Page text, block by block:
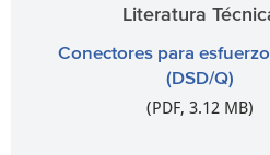
Literatura
Conectores para
(DSD/Q)
(PDF, 3.12 MB)